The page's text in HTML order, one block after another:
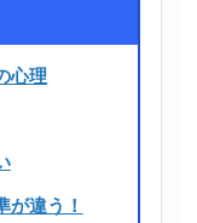
心理
違う！